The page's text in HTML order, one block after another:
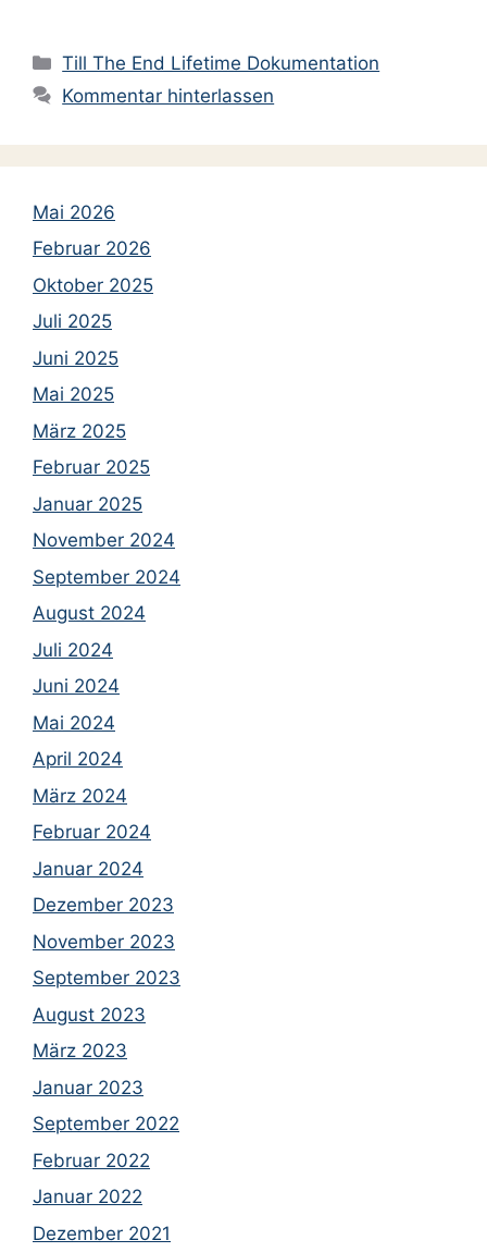
Kategorien
Till The End Lifetime Dokumentation
Kommentar hinterlassen
Mai 2026
Februar 2026
Oktober 2025
Juli 2025
Juni 2025
Mai 2025
März 2025
Februar 2025
Januar 2025
November 2024
September 2024
August 2024
Juli 2024
Juni 2024
Mai 2024
April 2024
März 2024
Februar 2024
Januar 2024
Dezember 2023
November 2023
September 2023
August 2023
März 2023
Januar 2023
September 2022
Februar 2022
Januar 2022
Dezember 2021